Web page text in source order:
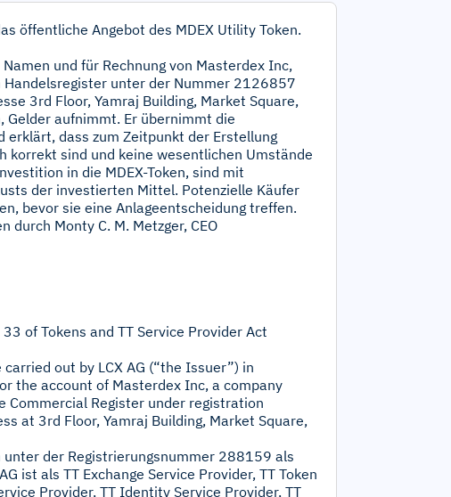
öffentliche Angebot des MDEX Utility Token.
und für Rechnung von Masterdex Inc,
unter der Nummer 2126857
3rd Floor, Yamraj Building, Market Square,
Gelder aufnimmt. Er übernimmt die
dass zum Zeitpunkt der Erstellung
korrekt sind und keine wesentlichen Umstände
in die MDEX-Token, sind mit
der investierten Mittel. Potenzielle Käufer
bevor sie eine Anlageentscheidung treffen.
durch Monty C. M. Metzger, CEO
of Tokens and TT Service Provider Act
out by LCX AG (“the Issuer”) in
the account of Masterdex Inc, a company
Register under registration
at 3rd Floor, Yamraj Building, Market Square,
der Registrierungsnummer 288159 als
ist als TT Exchange Service Provider, TT Token
Provider, TT Identity Service Provider, TT